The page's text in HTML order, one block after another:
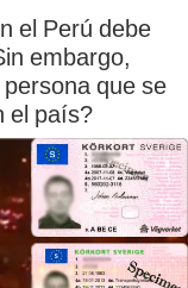
el Perú debe
embargo,
que se
el país?